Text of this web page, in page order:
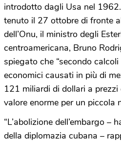
introdotto dagli Usa nel 1962.
tenuto il 27 ottobre di fronte
dell’Onu, il ministro degli
centroamericana, Bruno
spiegato che “secondo
economici causati in più di
121 miliardi di dollari a
valore enorme per un piccola
“L’abolizione dell’embargo –
della diplomazia cubana –